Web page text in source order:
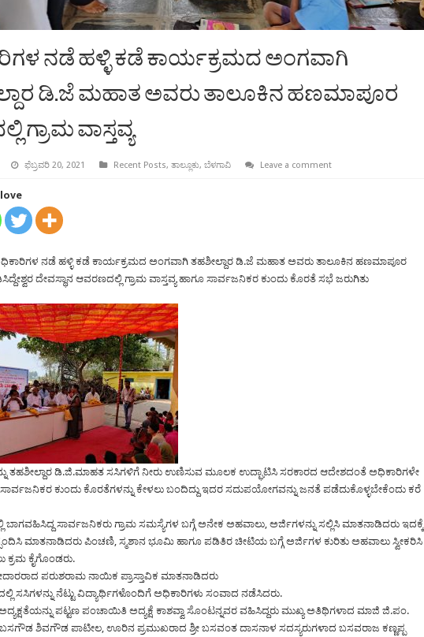
ನಡೆ ಹಳ್ಳಿ ಕಡೆ ಕಾರ್ಯಕ್ರಮದ ಅಂಗವಾಗಿ
ಡಿ.ಜೆ ಮಹಾತ ಅವರು ತಾಲೂಕಿನ ಹಣಮಾಪೂರ
ಗ್ರಾಮ ವಾಸ್ತವ್ಯ
ಫೆಬ್ರವರಿ 20, 2021 Recent Posts, ತಾಲ್ಲೂಕು, ಬೆಳಗಾವಿ Leave a comment
ನಡೆ ಹಳ್ಳಿ ಕಡೆ ಕಾರ್ಯಕ್ರಮದ ಅಂಗವಾಗಿ ತಹಶೀಲ್ದಾರ ಡಿ.ಜೆ ಮಹಾತ ಅವರು ತಾಲೂಕಿನ ಹಣಮಾಪೂರ
ದೇವಸ್ಥಾನ ಆವರಣದಲ್ಲಿ ಗ್ರಾಮ ವಾಸ್ತವ್ಯ ಹಾಗೂ ಸಾರ್ವಜನಿಕರ ಕುಂದು ಕೊರತೆ ಸಭೆ ಜರುಗಿತು
ತಹಶೀಲ್ದಾರ ಡಿ.ಜಿ.ಮಾಹತ ಸಸಿಗಳಿಗೆ ನೀರು ಉಣಿಸುವ ಮೂಲಕ ಉದ್ಘಾಟಿಸಿ ಸರಕಾರದ ಆದೇಶದಂತೆ ಅಧಿಕಾರಿಗಳೇ
ಕುಂದು ಕೊರತೆಗಳನ್ನು ಕೇಳಲು ಬಂದಿದ್ದು ಇದರ ಸದುಪಯೋಗವನ್ನು ಜನತೆ ಪಡೆದುಕೊಳ್ಳಬೇಕೆಂದು ಕರೆ
ಬಾಗವಹಿಸಿದ್ದ ಸಾರ್ವಜನಿಕರು ಗ್ರಾಮ ಸಮಸ್ಯೆಗಳ ಬಗ್ಗೆ ಅನೇಕ ಅಹವಾಲು, ಅರ್ಜಿಗಳನ್ನು ಸಲ್ಲಿಸಿ ಮಾತನಾಡಿದರು ಇದಕ್ಕೆ
ಮಾತನಾಡಿದರು ಪಿಂಚಣಿ, ಸ್ಮಶಾನ ಭೂಮಿ ಹಾಗೂ ಪಡಿತಿರ ಚೀಟಿಯ ಬಗ್ಗೆ ಅರ್ಜಿಗಳ ಕುರಿತು ಅಹವಾಲು ಸ್ವೀಕರಿಸಿ
ಕ್ರಮ ಕೈಗೊಂಡರು.
ಪರುಶರಾಮ ನಾಯಿಕ ಪ್ರಾಸ್ತಾವಿಕ ಮಾತನಾಡಿದರು
ಸಸಿಗಳನ್ನು ನೆಟ್ಟು ವಿದ್ಯಾರ್ಥಿಗಳೊಂದಿಗೆ ಅಧಿಕಾರಿಗಳು ಸಂವಾದ ನಡೆಸಿದರು.
ಪಟ್ಟಣ ಪಂಚಾಯಿತಿ ಅದ್ಯಕ್ಷೆ ಕಾಶವ್ವಾ ಸೊಂಟನ್ನವರ ವಹಿಸಿದ್ದರು ಮುಖ್ಯ ಅತಿಥಿಗಳಾದ ಮಾಜಿ ಜಿ.ಪಂ.
ಬಸಗೌಡ ಶಿವಗೌಡ ಪಾಟೀಲ, ಊರಿನ ಪ್ರಮುಖರಾದ ಶ್ರೀ ಬಸವಂತ ದಾಸನಾಳ ಸದಸ್ಯರುಗಳಾದ ಬಸವರಾಜ ಕಣ್ಣಪ್ಪ